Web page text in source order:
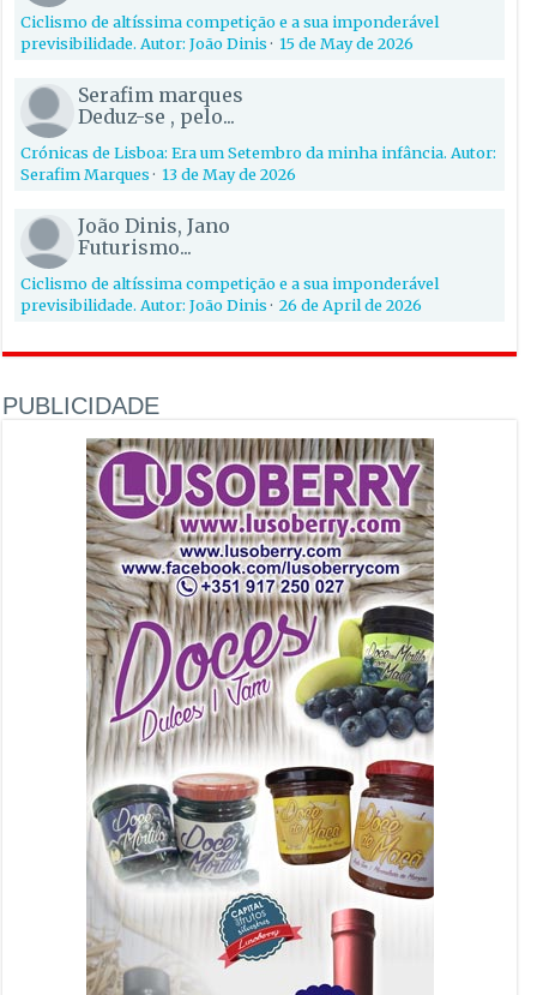
Ciclismo de altíssima competição e a sua imponderável
previsibilidade. Autor: João Dinis·15 de May de 2026
Serafim marques
Deduz-se , pelo...
Crónicas de Lisboa: Era um Setembro da minha infância. Autor:
Serafim Marques·13 de May de 2026
João Dinis, Jano
Futurismo...
Ciclismo de altíssima competição e a sua imponderável
previsibilidade. Autor: João Dinis·26 de April de 2026
PUBLICIDADE